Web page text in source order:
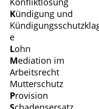
Kündigung und
e
Lohn
Mediation im
Arbeitsrecht
Mutterschutz
Provision